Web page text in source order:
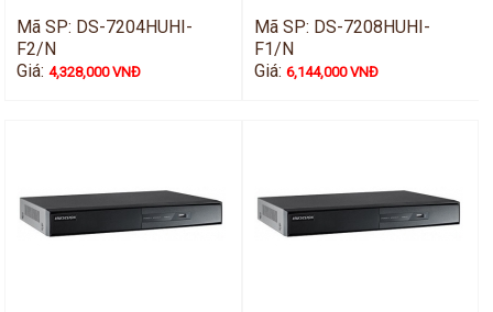
Mã SP: DS-7204HUHI-
F2/N
Giá:4,328,000 VNĐ
Mã SP: DS-7208HUHI-
F1/N
Giá: 6,144,000 VNĐ